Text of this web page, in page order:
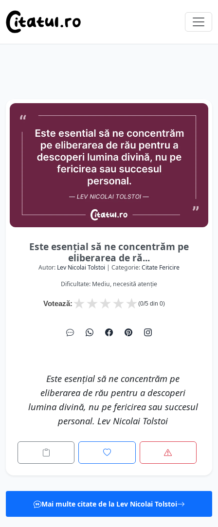
Este esențial să ne concentrăm pe
eliberarea de ră...
Autor: Lev Nicolai Tolstoi | Categorie:Citate Fericire
Dificultate: Mediu, necesită atenție
Votează: ★
★
★
★
★ (0/5 din 0)
Este esențial să ne concentrăm pe
eliberarea de rău pentru a descoperi
lumina divină, nu pe fericirea sau succesul
personal. Lev Nicolai Tolstoi
Mai multe citate de la Lev Nicolai Tolstoi